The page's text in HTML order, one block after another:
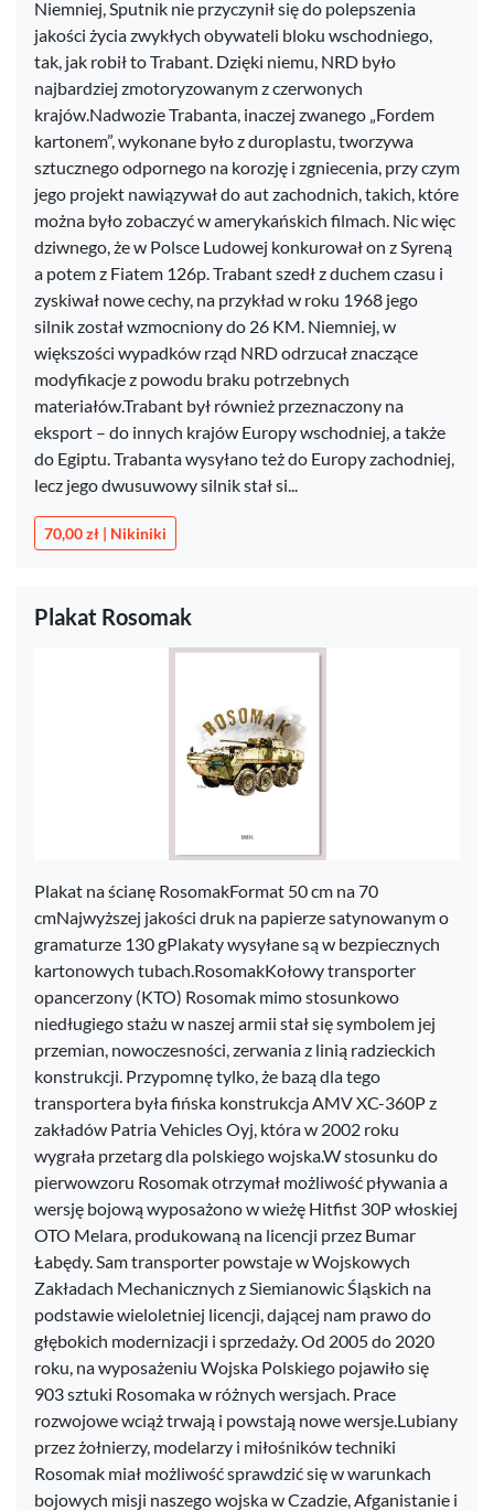
Niemniej, Sputnik nie przyczynił się do polepszenia
jakości życia zwykłych obywateli bloku wschodniego,
tak, jak robił to Trabant. Dzięki niemu, NRD było
najbardziej zmotoryzowanym z czerwonych
krajów.Nadwozie Trabanta, inaczej zwanego „Fordem
kartonem”, wykonane było z duroplastu, tworzywa
sztucznego odpornego na korozję i zgniecenia, przy czym
jego projekt nawiązywał do aut zachodnich, takich, które
można było zobaczyć w amerykańskich filmach. Nic więc
dziwnego, że w Polsce Ludowej konkurował on z Syreną
a potem z Fiatem 126p. Trabant szedł z duchem czasu i
zyskiwał nowe cechy, na przykład w roku 1968 jego
silnik został wzmocniony do 26 KM. Niemniej, w
większości wypadków rząd NRD odrzucał znaczące
modyfikacje z powodu braku potrzebnych
materiałów.Trabant był również przeznaczony na
eksport – do innych krajów Europy wschodniej, a także
do Egiptu. Trabanta wysyłano też do Europy zachodniej,
lecz jego dwusuwowy silnik stał si...
70,00 zł | Nikiniki
Plakat Rosomak
Plakat na ścianę RosomakFormat 50 cm na 70
cmNajwyższej jakości druk na papierze satynowanym o
gramaturze 130 gPlakaty wysyłane są w bezpiecznych
kartonowych tubach.RosomakKołowy transporter
opancerzony (KTO) Rosomak mimo stosunkowo
niedługiego stażu w naszej armii stał się symbolem jej
przemian, nowoczesności, zerwania z linią radzieckich
konstrukcji. Przypomnę tylko, że bazą dla tego
transportera była fińska konstrukcja AMV XC-360P z
zakładów Patria Vehicles Oyj, która w 2002 roku
wygrała przetarg dla polskiego wojska.W stosunku do
pierwowzoru Rosomak otrzymał możliwość pływania a
wersję bojową wyposażono w wieżę Hitfist 30P włoskiej
OTO Melara, produkowaną na licencji przez Bumar
Łabędy. Sam transporter powstaje w Wojskowych
Zakładach Mechanicznych z Siemianowic Śląskich na
podstawie wieloletniej licencji, dającej nam prawo do
głębokich modernizacji i sprzedaży. Od 2005 do 2020
roku, na wyposażeniu Wojska Polskiego pojawiło się
903 sztuki Rosomaka w różnych wersjach. Prace
rozwojowe wciąż trwają i powstają nowe wersje.Lubiany
przez żołnierzy, modelarzy i miłośników techniki
Rosomak miał możliwość sprawdzić się w warunkach
bojowych misji naszego wojska w Czadzie, Afganistanie i